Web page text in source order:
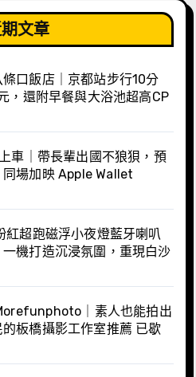
文章
條口飯店｜京都站步行10分
，還附早餐與大浴池超高CP
車｜帶長輩出國不狼狽，預
場加映 Apple Wallet
紅超跑磁浮小夜燈藍牙喇叭
一機打造沉浸氛圍，重現白沙
｜素人也能拍出
板橋攝影工作室推薦 已歇